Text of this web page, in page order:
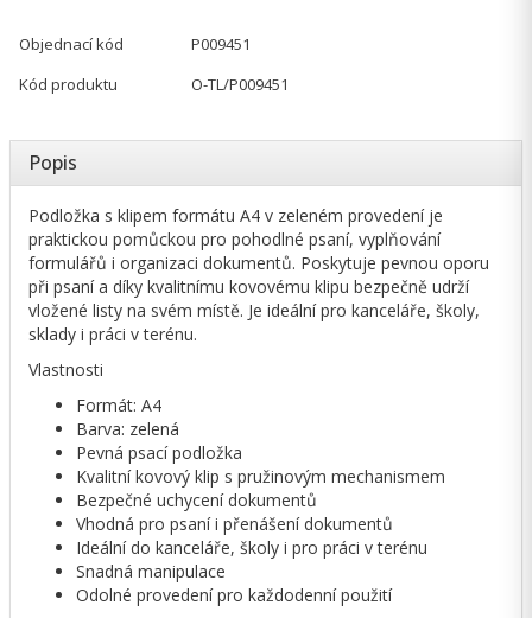
Objednací kód
P009451
Kód produktu
O-TL/P009451
Popis
Podložka s klipem formátu A4 v zeleném provedení je
praktickou pomůckou pro pohodlné psaní, vyplňování
formulářů i organizaci dokumentů. Poskytuje pevnou oporu
při psaní a díky kvalitnímu kovovému klipu bezpečně udrží
vložené listy na svém místě. Je ideální pro kanceláře, školy,
sklady i práci v terénu.
Vlastnosti
Formát: A4
Barva: zelená
Pevná psací podložka
Kvalitní kovový klip s pružinovým mechanismem
Bezpečné uchycení dokumentů
Vhodná pro psaní i přenášení dokumentů
Ideální do kanceláře, školy i pro práci v terénu
Snadná manipulace
Odolné provedení pro každodenní použití